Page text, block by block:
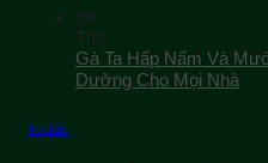
08
Th9
Gà Ta Hấp Nấm Và
Dưỡng Cho Mọi Nhà
Tin tức